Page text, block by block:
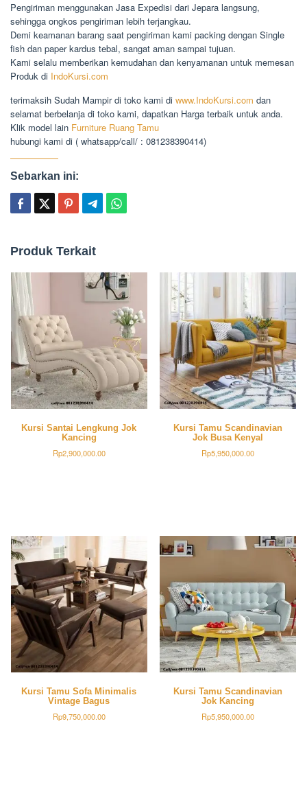
Pengiriman menggunakan Jasa Expedisi dari Jepara langsung,
sehingga ongkos pengiriman lebih terjangkau.
Demi keamanan barang saat pengiriman kami packing dengan Single
fish dan paper kardus tebal, sangat aman sampai tujuan.
Kami selalu memberikan kemudahan dan kenyamanan untuk memesan
Produk di IndoKursi.com
terimaksih Sudah Mampir di toko kami di www.IndoKursi.com dan
selamat berbelanja di toko kami, dapatkan Harga terbaik untuk anda.
Klik model lain Furniture Ruang Tamu
hubungi kami di ( whatsapp/call/ : 081238390414)
Sebarkan ini:
Produk Terkait
Kursi Santai Lengkung Jok
Kancing
Rp2,900,000.00
Kursi Tamu Scandinavian
Jok Busa Kenyal
Rp5,950,000.00
Kursi Tamu Sofa Minimalis
Vintage Bagus
Rp9,750,000.00
Kursi Tamu Scandinavian
Jok Kancing
Rp5,950,000.00